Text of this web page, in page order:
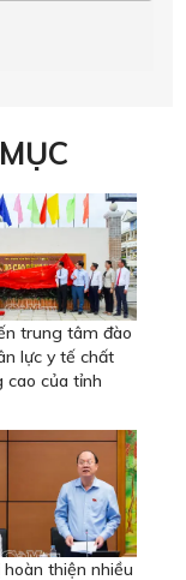
trung tâm đào
lực y tế chất
cao của tỉnh
thiện nhiều